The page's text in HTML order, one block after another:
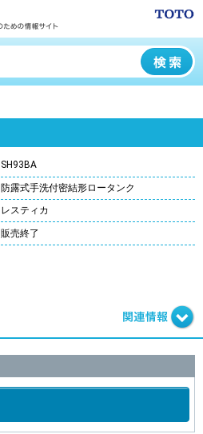
SH93BA
防露式手洗付密結形ロータンク
レスティカ
販売終了